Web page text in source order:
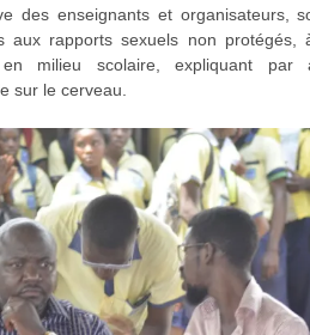
des enseignants et organisateurs,
aux rapports sexuels non protégés,
milieu scolaire, expliquant par
sur le cerveau.